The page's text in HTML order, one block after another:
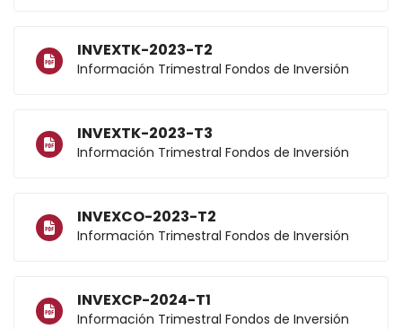
INVEXTK-2023-T2
Información Trimestral Fondos de Inversión
INVEXTK-2023-T3
Información Trimestral Fondos de Inversión
INVEXCO-2023-T2
Información Trimestral Fondos de Inversión
INVEXCP-2024-T1
Información Trimestral Fondos de Inversión